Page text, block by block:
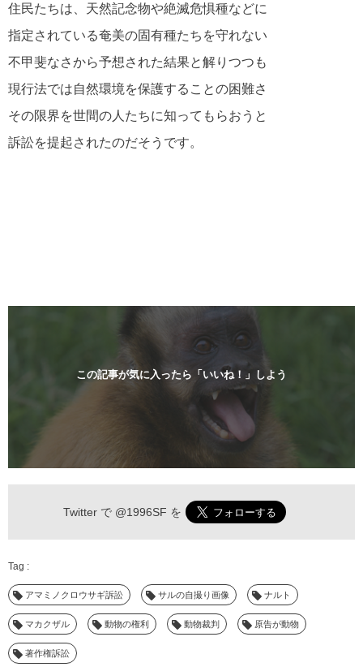
住民たちは、天然記念物や絶滅危惧種などに
指定されている奄美の固有種たちを守れない
不甲斐なさから予想された結果と解りつつも
現行法では自然環境を保護することの困難さ
その限界を世間の人たちに知ってもらおうと
訴訟を提起されたのだそうです。
この記事が気に入ったら「いいね！」しよう
Twitter で @1996SF を
アマミノクロウサギ訴訟 サルの自撮り画像 ナルト
マカクザル 動物の権利 動物裁判 原告が動物
著作権訴訟